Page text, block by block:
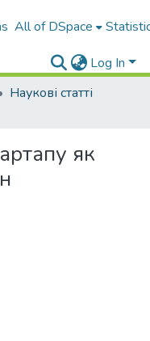
All of DSpace
Log In
Наукові статті
як